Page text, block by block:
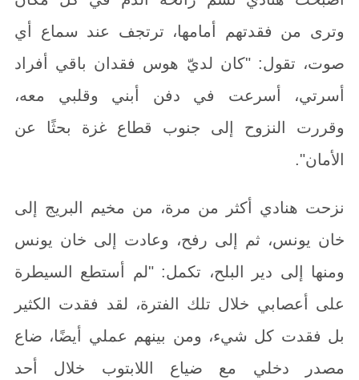
وترى من فقدتهم أمامها، ترتجف عند سماع أي
صوت، تقول: "كان لديّ هوس فقدان باقي أفراد
أسرتي، أسرعت في دفن أبني وقلبي معه،
وقررت النزوح إلى جنوب قطاع غزة بحثًا عن
الأمان".
نزحت هنادي أكثر من مرة، من مخيم البريج إلى
خان يونس، ثم إلى رفح، وعادت إلى خان يونس
ومنها إلى دير البلح، تكمل: "لم أستطع السيطرة
على أعصابي خلال تلك الفترة، لقد فقدت الكثير
بل فقدت كل شيء، ومن بينهم عملي أيضًا، ضاع
مصدر دخلي مع ضياع اللابتوب خلال أحد